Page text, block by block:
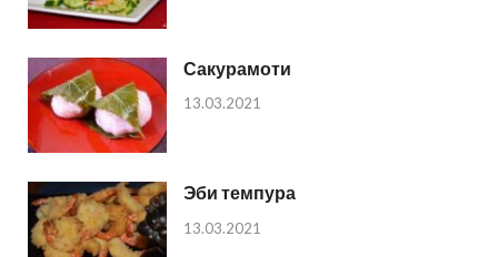
Сакурамоти
13.03.2021
Эби темпура
13.03.2021